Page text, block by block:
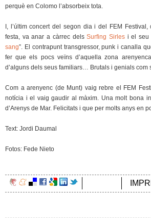
perquè en Colomo l’absorbeix tota.
I, l’últim concert del segon dia i del FEM
festa, va anar a càrrec delsSurfing Sirlesi el seu
sang”. El contrapunt transgressor, punk i canalla
fer que els pocs veïns d’aquella zona
d’alguns dels seus familiars… Brutals i genials com
Com a arenyenc (de Munt) vaig rebre el FEM
notícia i el vaig gaudir al màxim. Una molt bona
d’Arenys de Mar. Felicitats i que per molts anys en
Text: Jordi Daumal
Fotos: Fede Nieto